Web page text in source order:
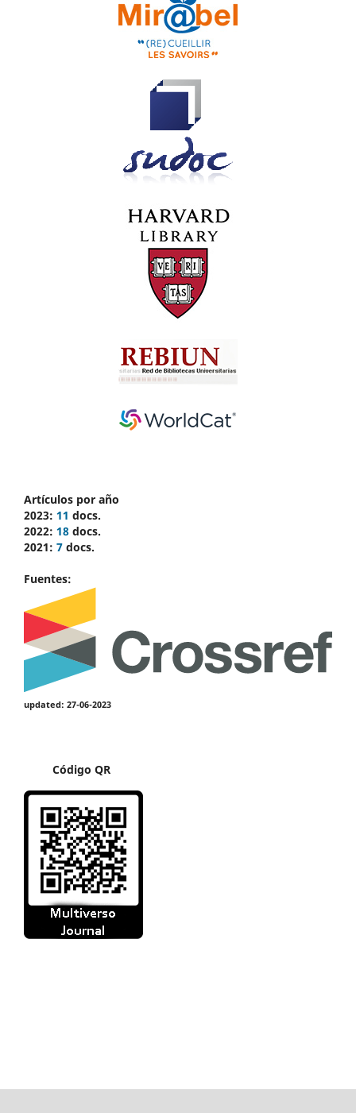
Artículos por año
2023: 11 docs.
2022: 18 docs.
2021: 7 docs.
Fuentes:
updated: 27-06-2023
Código QR